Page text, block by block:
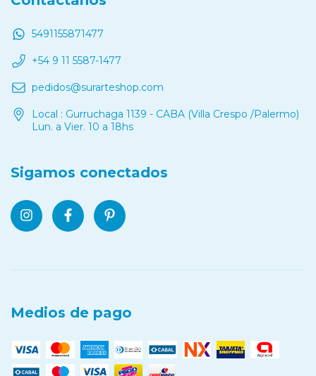
5491155871477
+54 9 11 5587-1477
pedidos@surarteshop.com
Local : Gurruchaga 1139 - CABA (Villa Crespo /Palermo)
Lun. a Vier. 10 a 18hs
Sigamos conectados
Medios de pago